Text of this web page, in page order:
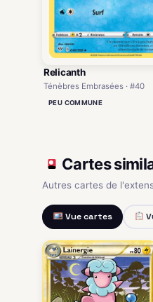
Relicanth
Ténèbres Embrasées · #40
PEU COMMUNE
Cartes
Autres cartes de
Vue cartes